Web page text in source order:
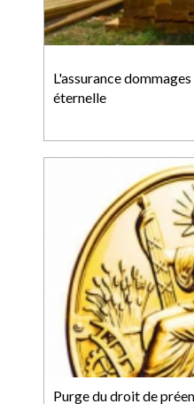
L'assurance
éternelle
Purge du droit de